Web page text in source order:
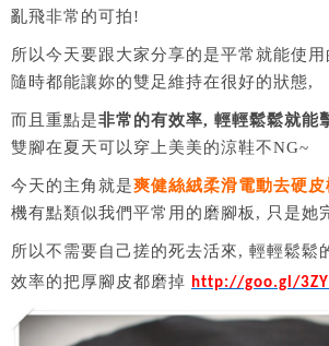
亂飛非常的可拍!
所以今天要跟大家分享的是平常就能使
隨時都能讓妳的雙足維持在很好的狀態,
而且重點是非常的有效率, 輕輕鬆鬆就能
雙腳在夏天可以穿上美美的涼鞋不NG~
今天的主角就是爽健絲絨柔滑電動去硬皮
機有點類似我們平常用的磨腳板, 只是她
所以不需要自己搓的死去活來, 輕輕鬆鬆
效率的把厚腳皮都磨掉 http://goo.gl/